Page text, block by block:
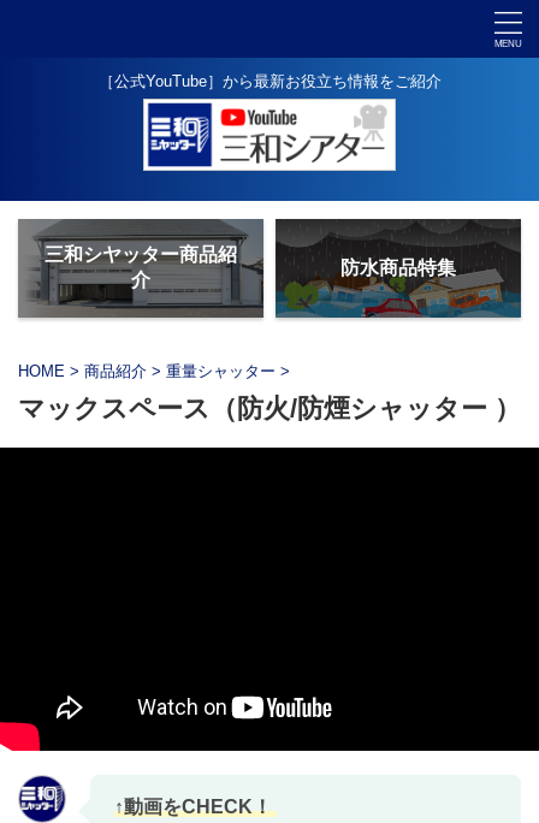
［公式YouTube］から最新お役立ち情報をご紹介
三和シヤッター商品紹
介
防水商品特集
HOME > 商品紹介 > 重量シャッター >
マックスペース（防火/防煙シャッター ）